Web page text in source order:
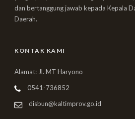
dan bertanggung jawab kepada Kepala
Daerah.
KONTAK KAMI
Alamat: Jl. MT Haryono
0541-736852
disbun@kaltimprov.go.id